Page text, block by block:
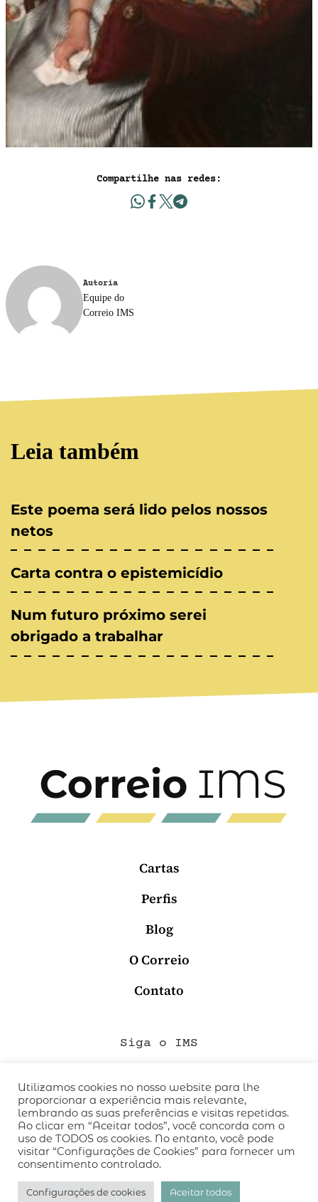
Compartilhe nas redes:
Autoria
Equipe do
Correio IMS
Leia também
Este poema será lido pelos nossos
netos
Carta contra o epistemicídio
Num futuro próximo serei
obrigado a trabalhar
Cartas
Perfis
Blog
O Correio
Contato
Siga o IMS
QUEM SOMOS
CÓDIGO DE CONDUTA
POLÍTICA DE PRIVACIDADE
TERMOS DE USO
desenvolvido pelo
Utilizamos cookies no nosso website para lhe
proporcionar a experiência mais relevante,
lembrando as suas preferências e visitas repetidas.
Ao clicar em “Aceitar todos”, você concorda com o
uso de TODOS os cookies. No entanto, você pode
visitar “Configurações de Cookies” para fornecer um
consentimento controlado.
Configurações de cookies Aceitar todos